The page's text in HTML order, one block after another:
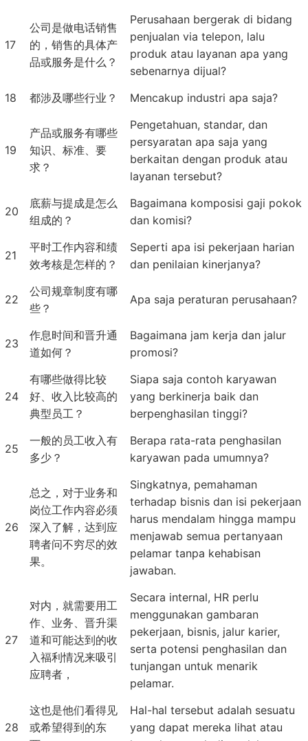
17
公司是做电话销售
的，销售的具体产
品或服务是什么？
Perusahaan bergerak di bidang
penjualan via telepon, lalu
produk atau layanan apa yang
sebenarnya dijual?
18
都涉及哪些行业？ Mencakup industri apa saja?
19
产品或服务有哪些
知识、标准、要
求？
Pengetahuan, standar, dan
persyaratan apa saja yang
berkaitan dengan produk atau
layanan tersebut?
20
底薪与提成是怎么
组成的？
Bagaimana komposisi gaji pokok
dan komisi?
21
平时工作内容和绩
效考核是怎样的？
Seperti apa isi pekerjaan harian
dan penilaian kinerjanya?
22
公司规章制度有哪
些？
Apa saja peraturan perusahaan?
23
作息时间和晋升通
道如何？
Bagaimana jam kerja dan jalur
promosi?
24
有哪些做得比较
好、收入比较高的
典型员工？
Siapa saja contoh karyawan
yang berkinerja baik dan
berpenghasilan tinggi?
25
一般的员工收入有
多少？
Berapa rata-rata penghasilan
karyawan pada umumnya?
26
总之，对于业务和
岗位工作内容必须
深入了解，达到应
聘者问不穷尽的效
果。
Singkatnya, pemahaman
terhadap bisnis dan isi pekerjaan
harus mendalam hingga mampu
menjawab semua pertanyaan
pelamar tanpa kehabisan
jawaban.
27
对内，就需要用工
作、业务、晋升渠
道和可能达到的收
入福利情况来吸引
应聘者，
Secara internal, HR perlu
menggunakan gambaran
pekerjaan, bisnis, jalur karier,
serta potensi penghasilan dan
tunjangan untuk menarik
pelamar.
28
这也是他们看得见
或希望得到的东
Hal-hal tersebut adalah sesuatu
yang dapat mereka lihat atau